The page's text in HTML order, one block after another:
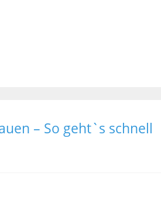
– So geht`s schnell